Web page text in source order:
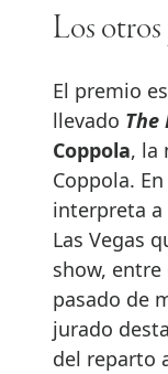
Los otros
El premio
llevado The
Coppola, la
Coppola.
interpreta a
Las Vegas
show,
pasado de
jurado
del reparto